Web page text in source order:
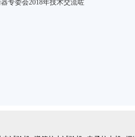
器专委会2018年技术交流咗